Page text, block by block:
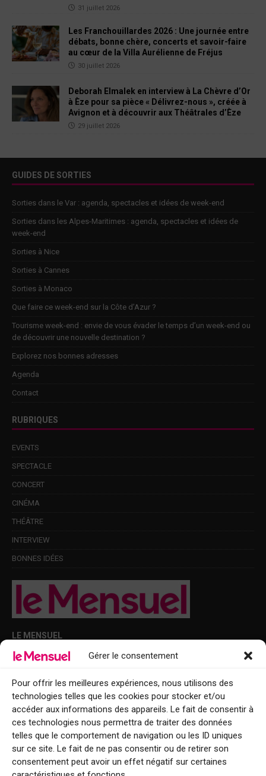
Gérer le consentement
Pour offrir les meilleures expériences, nous utilisons des
technologies telles que les cookies pour stocker et/ou
accéder aux informations des appareils. Le fait de consentir à
ces technologies nous permettra de traiter des données
telles que le comportement de navigation ou les ID uniques
sur ce site. Le fait de ne pas consentir ou de retirer son
consentement peut avoir un effet négatif sur certaines
31 juillet 2026
Les Franchouillardes 2026 : Une journée entre
débats, bonne chère, concerts et savoir-faire
au cœur de la Villa Aurélienne de Fréjus
30 juillet 2026
Deborah Elmalek en interview à La Chèvre d’Or
à Èze pour sa pièce « Délivrez-nous », créée à
Avignon et à découvrir aux Théâtrales d’Èze
29 juillet 2026
GUIDES DE SORTIES
Sorties dans le Var : agenda, spectacles et idées de week-end
Sorties dans les Alpes-Maritimes : agenda, spectacles et idées de
week-end
Sorties à Nice
Sorties à Cannes
Sorties à Monaco
Que faire ce week-end sur la Côte d’Azur ?
Tourisme week-end : envie de vous évader le temps d’un week-end ou
de découvrir une nouvelle destination ?
Explorez nos bonnes adresses
Agenda
Contact
RUBRIQUES
EVENTS
SPECTACLE
CONCERT
CINÉMA
THÉÂTRE
INTERVIEW
BONNES IDÉES
LE MENSUEL
Points de diffusion Var et Alpes-Maritimes : oû trouver Le Mensuel ?
Le Mensuel en PDF : consultez le magazine en ligne
Qui sommes-nous ?
BFM Top Sorties
EVENT
Tourisme week-end : envie de vous évader le temps d’un week-end ou